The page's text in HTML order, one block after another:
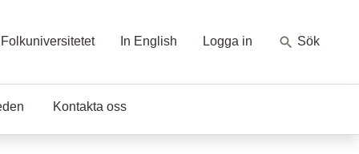
In English Logga in Sök
Kontakta oss